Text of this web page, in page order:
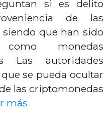
si es delito
de las
que han sido
como monedas
Las autoridades
se pueda ocultar
las criptomonedas
más